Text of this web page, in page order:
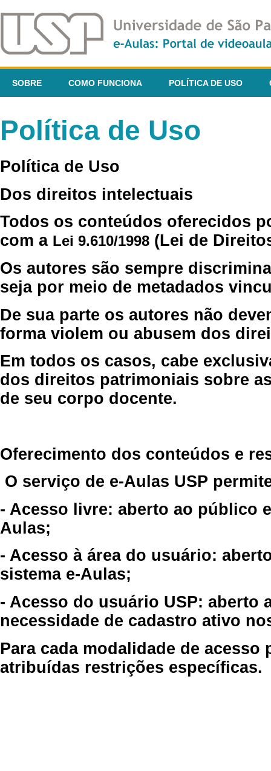
SOBRE COMO FUNCIONA POLÍTICA DE USO
Política de Uso
Política de Uso
Dos direitos intelectuais
Todos os conteúdos oferecidos
com a Lei 9.610/1998 (Lei de
Os autores são sempre
seja por meio de metadados
De sua parte os autores não
forma violem ou abusem dos
Em todos os casos, cabe
dos direitos patrimoniais sobre
de seu corpo docente.
Oferecimento dos conteúdos e
O serviço de e-Aulas USP
- Acesso livre: aberto ao público
Aulas;
- Acesso à área do usuário:
sistema e-Aulas;
- Acesso do usuário USP: aberto
necessidade de cadastro ativo
Para cada modalidade de
atribuídas restrições específicas.